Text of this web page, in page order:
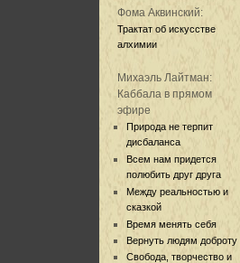
Фома Аквинский:
Трактат об искусстве
алхимии
Михаэль Лайтман:
Каббала в прямом
эфире
Природа не терпит
дисбаланса
Всем нам придется
полюбить друг друга
Между реальностью и
сказкой
Время менять себя
Вернуть людям доброту
Свобода, творчество и